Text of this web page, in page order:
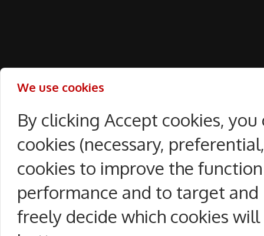
We use cookies
By clicking Accept cookies,
cookies (necessary,
cookies to improve the
performance and to target and
freely decide which cookies